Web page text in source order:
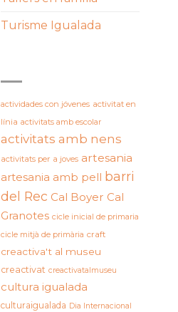
Turisme Igualada
actividades con jóvenes activitat en
línia activitats amb escolar
activitats amb nens
activitats per a joves artesania
artesania amb pell barri
del Rec Cal Boyer Cal
Granotes cicle inicial de primaria
cicle mitjà de primària craft
creactiva't al museu
creactivat creactivatalmuseu
cultura igualada
culturaigualada Dia Internacional